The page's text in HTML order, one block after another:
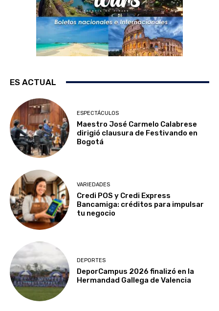
ES ACTUAL
ESPECTÁCULOS
Maestro José Carmelo Calabrese
dirigió clausura de Festivando en
Bogotá
VARIEDADES
Credi POS y Credi Express
Bancamiga: créditos para impulsar
tu negocio
DEPORTES
DeporCampus 2026 finalizó en la
Hermandad Gallega de Valencia